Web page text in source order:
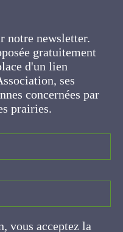
la mise en place
entre l'Association,
personnes
fourragères et les
vous acceptez la